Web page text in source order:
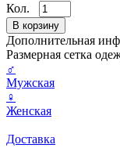
Кол.
Дополнительная
Размерная сетка
♂
Мужская
♀
Женская
Доставка